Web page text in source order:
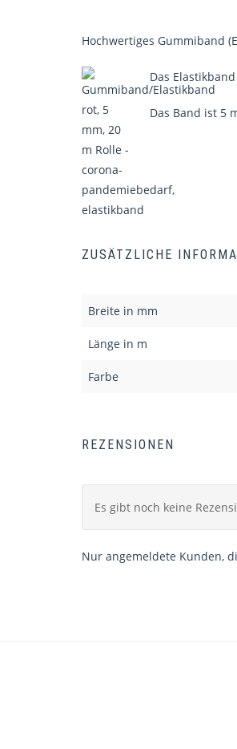
Hochwertiges Gummiband
Das
Das Band ist 5
ZUSÄTZLICHE
Breite in mm
Länge in m
Farbe
REZENSIONEN
Es gibt noch keine
Nur angemeldete Kunden,